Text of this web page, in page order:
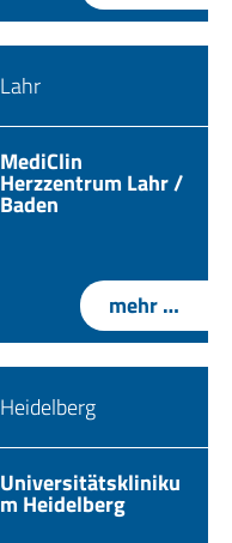
Lahr
MediClin
Herzzentrum Lahr /
Baden
mehr …
Heidelberg
Universitätskliniku
m Heidelberg